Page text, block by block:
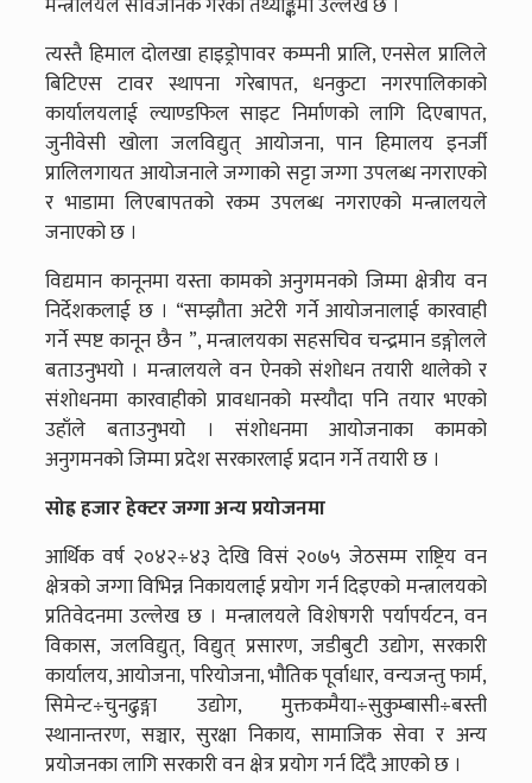
त्यस्तै हिमाल दोलखा हाइड्रोपावर कम्पनी प्रालि, एनसेल प्रालिले
बिटिएस टावर स्थापना गरेबापत, धनकुटा नगरपालिकाको
कार्यालयलाई ल्याण्डफिल साइट निर्माणको लागि दिएबापत,
जुनीवेसी खोला जलविद्युत् आयोजना, पान हिमालय इनर्जी
प्रालिलगायत आयोजनाले जग्गाको सट्टा जग्गा उपलब्ध नगराएको
र भाडामा लिएबापतको रकम उपलब्ध नगराएको मन्त्रालयले
जनाएको छ ।
विद्यमान कानूनमा यस्ता कामको अनुगमनको जिम्मा क्षेत्रीय वन
निर्देशकलाई छ । “सम्झौता अटेरी गर्ने आयोजनालाई कारवाही
गर्ने स्पष्ट कानून छैन ”, मन्त्रालयका सहसचिव चन्द्रमान डङ्गोलले
बताउनुभयो । मन्त्रालयले वन ऐनको संशोधन तयारी थालेको र
संशोधनमा कारवाहीको प्रावधानको मस्यौदा पनि तयार भएको
उहाँले बताउनुभयो । संशोधनमा आयोजनाका कामको
अनुगमनको जिम्मा प्रदेश सरकारलाई प्रदान गर्ने तयारी छ ।
सोह्र हजार हेक्टर जग्गा अन्य प्रयोजनमा
आर्थिक वर्ष २०४२÷४३ देखि विसं २०७५ जेठसम्म राष्ट्रिय वन
क्षेत्रको जग्गा विभिन्न निकायलाई प्रयोग गर्न दिइएको मन्त्रालयको
प्रतिवेदनमा उल्लेख छ । मन्त्रालयले विशेषगरी पर्यापर्यटन, वन
विकास, जलविद्युत्, विद्युत् प्रसारण, जडीबुटी उद्योग, सरकारी
कार्यालय, आयोजना, परियोजना, भौतिक पूर्वाधार, वन्यजन्तु फार्म,
सिमेन्ट÷चुनढुङ्गा उद्योग, मुक्तकमैया÷सुकुम्बासी÷बस्ती
स्थानान्तरण, सञ्चार, सुरक्षा निकाय, सामाजिक सेवा र अन्य
प्रयोजनका लागि सरकारी वन क्षेत्र प्रयोग गर्न दिँदै आएको छ ।